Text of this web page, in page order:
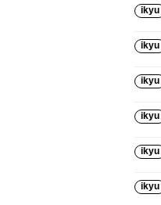
ikyu
ikyu
ikyu
ikyu
ikyu
ikyu